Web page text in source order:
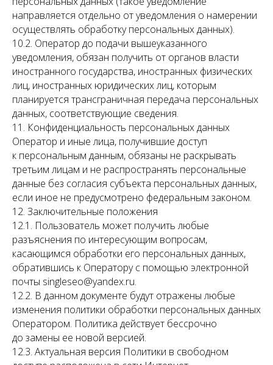
направляется отдельно от уведомления о намерении
осуществлять обработку персональных данных).
10.2. Оператор до подачи вышеуказанного
уведомления, обязан получить от органов власти
иностранного государства, иностранных физических
лиц, иностранных юридических лиц, которым
планируется трансграничная передача персональных
данных, соответствующие сведения.
11. Конфиденциальность персональных данных
Оператор и иные лица, получившие доступ
к персональным данным, обязаны не раскрывать
третьим лицам и не распространять персональные
данные без согласия субъекта персональных данных,
если иное не предусмотрено федеральным законом.
12. Заключительные положения
12.1. Пользователь может получить любые
разъяснения по интересующим вопросам,
касающимся обработки его персональных данных,
обратившись к Оператору с помощью электронной
почты singleseo@yandex.ru.
12.2. В данном документе будут отражены любые
изменения политики обработки персональных данных
Оператором. Политика действует бессрочно
до замены ее новой версией.
12.3. Актуальная версия Политики в свободном